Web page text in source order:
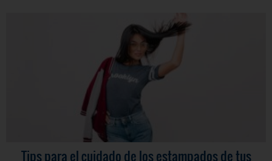
Tips para el cuidado de los estampados de tus